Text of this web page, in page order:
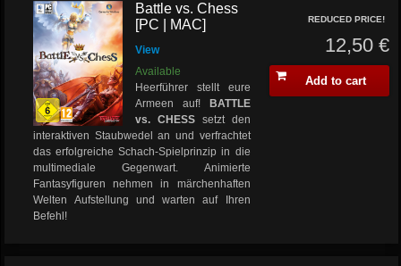
Battle vs. Chess
[PC | MAC]
View
Available
Heerführer stellt eure
Armeen auf!
BATTLE
vs. CHESS setzt den
interaktiven Staubwedel an und verfrachtet
das erfolgreiche Schach-Spielprinzip in die
multimediale Gegenwart. Animierte
Fantasyfiguren nehmen in märchenhaften
Welten Aufstellung und warten auf Ihren
Befehl!
REDUCED PRICE!
12,50 €
Add to cart